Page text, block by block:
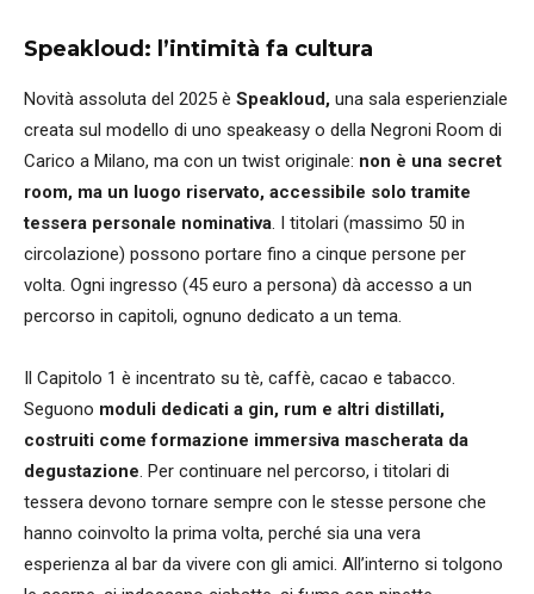
Speakloud: l’intimità fa cultura
Novità assoluta del 2025 è Speakloud, una sala esperienziale
creata sul modello di uno speakeasy o della Negroni Room di
Carico a Milano, ma con un twist originale: non è una secret
room, ma un luogo riservato, accessibile solo tramite
tessera personale nominativa. I titolari (massimo 50 in
circolazione) possono portare fino a cinque persone per
volta. Ogni ingresso (45 euro a persona) dà accesso a un
percorso in capitoli, ognuno dedicato a un tema.
Il Capitolo 1 è incentrato su tè, caffè, cacao e tabacco.
Seguono moduli dedicati a gin, rum e altri distillati,
costruiti come formazione immersiva mascherata da
degustazione. Per continuare nel percorso, i titolari di
tessera devono tornare sempre con le stesse persone che
hanno coinvolto la prima volta, perché sia una vera
esperienza al bar da vivere con gli amici. All’interno si tolgono